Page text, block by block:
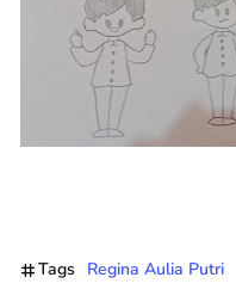
Tags Regina Aulia Putri